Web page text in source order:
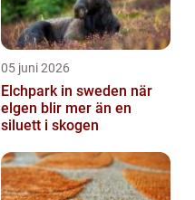
05 juni 2026
Elchpark in sweden när
elgen blir mer än en
siluett i skogen